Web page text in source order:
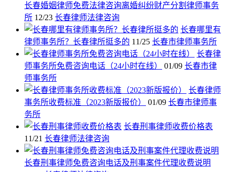
长春婚姻律师免费法律咨询离婚纠纷财产分割律师事务
所 12/23 长春律师法律咨询
长春哪里有
律师事务所？长春律所挺多的 11/25 长春市律师事务所
长春律
师事务所免费咨询电话（24小时在线）
01/09 长春市律
师事务所
长春律师
事务所收费标准（2023新版报价）
01/09 长春市律师事
务所
长春刑事律师收费价格表
11/21 长春律师法律咨询
长春刑事律师免费咨询电话及刑事案件代理收费说明